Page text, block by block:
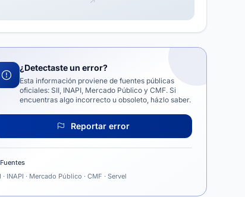
¿Detectaste un error?
Esta información proviene de fuentes públicas
oficiales: SII, INAPI, Mercado Público y CMF. Si
encuentras algo incorrecto u obsoleto, házlo saber.
Reportar error
Fuentes
· INAPI · Mercado Público · CMF · Servel